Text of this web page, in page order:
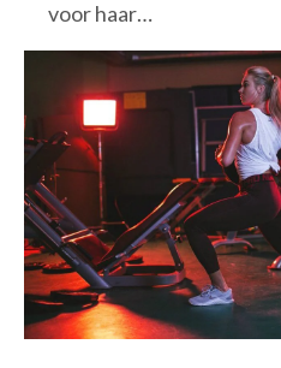
voor haar…